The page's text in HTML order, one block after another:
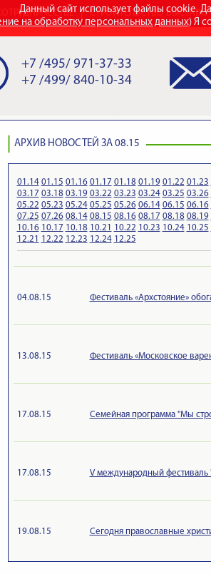
Данный сайт использует файлы cookie.
на обработку персональных данных) Я
СТРОИТЕЛЬСТВО
+7 /495/ 971-37-33
+7 /499/ 840-10-34
АРХИВ НОВОСТЕЙ ЗА 08.15
01.14 01.15 01.16 01.17 01.18 01.19 01.22 01.23
03.17 03.18 03.19 03.22 03.23 03.24 03.25 03.26
05.22 05.23 05.24 05.25 05.26 06.14 06.15 06.16
07.25 07.26 08.14 08.15 08.16 08.17 08.18 08.19
10.16 10.17 10.18 10.21 10.22 10.23 10.24 10.25
12.21
12.22 12.23 12.24 12.25
04.08.15 Фестиваль «Архстояние»
13.08.15 Фестиваль «Московское
17.08.15 Семейная программа "Мы
17.08.15 V международный
19.08.15 Сегодня православные